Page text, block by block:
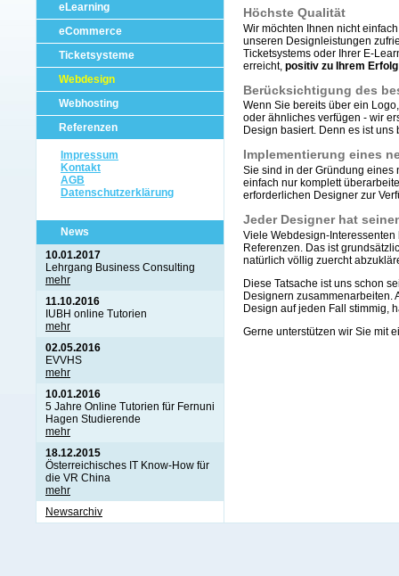
eLearning
eCommerce
Ticketsysteme
Webdesign
Webhosting
Referenzen
Impressum
Kontakt
AGB
Datenschutzerklärung
News
10.01.2017
Lehrgang Business Consulting
mehr
11.10.2016
IUBH online Tutorien
mehr
02.05.2016
EVVHS
mehr
10.01.2016
5 Jahre Online Tutorien für Fernuni
Hagen Studierende
mehr
18.12.2015
Österreichisches IT Know-How für
die VR China
mehr
Newsarchiv
Höchste Qualität
Wir möchten Ihnen nicht
unseren Designleistungen
Ticketsystems oder Ihrer E-
erreicht, positiv zu Ihrem
Berücksichtigung des
Wenn Sie bereits über ein
oder ähnliches verfügen - wir
Design basiert. Denn es ist
Implementierung eines
Sie sind in der Gründung eines
einfach nur komplett
erforderlichen Designer zur
Jeder Designer hat
Viele Webdesign-
Referenzen. Das ist
natürlich völlig zuercht
Diese Tatsache ist uns schon
Designern zusammenarbeiten.
Design auf jeden Fall stimmig,
Gerne unterstützen wir Sie mit